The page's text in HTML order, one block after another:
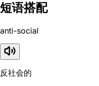
短语搭配
anti-social
反社会的